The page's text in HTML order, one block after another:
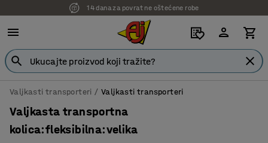
14 dana za povrat ne oštećene robe
Valjkasti transporteri Valjkasti transporteri
Valjkasta transportna
kolica:fleksibilna:velika